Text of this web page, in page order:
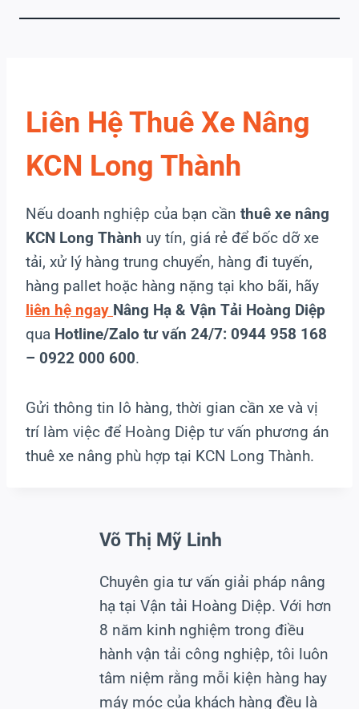
Liên Hệ Thuê Xe Nâng
KCN Long Thành
Nếu doanh nghiệp của bạn cần thuê xe nâng
KCN Long Thành uy tín, giá rẻ để bốc dỡ xe
tải, xử lý hàng trung chuyển, hàng đi tuyến,
hàng pallet hoặc hàng nặng tại kho bãi, hãy
liên hệ ngay Nâng Hạ & Vận Tải Hoàng Diệp
qua Hotline/Zalo tư vấn 24/7: 0944 958 168
– 0922 000 600.
Gửi thông tin lô hàng, thời gian cần xe và vị
trí làm việc để Hoàng Diệp tư vấn phương án
thuê xe nâng phù hợp tại KCN Long Thành.
Võ Thị Mỹ Linh
Chuyên gia tư vấn giải pháp nâng
hạ tại Vận tải Hoàng Diệp. Với hơn
8 năm kinh nghiệm trong điều
hành vận tải công nghiệp, tôi luôn
tâm niệm rằng mỗi kiện hàng hay
máy móc của khách hàng đều là